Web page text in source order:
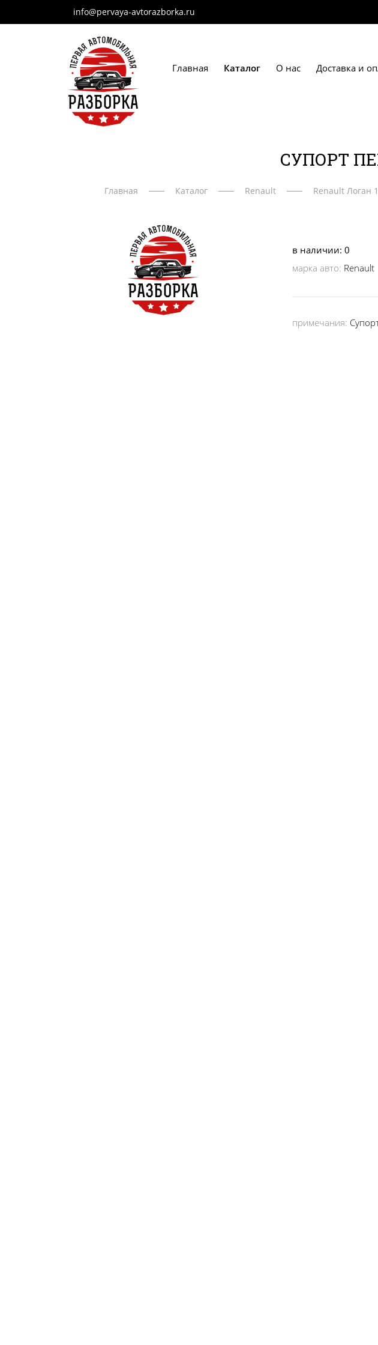
info@pervaya-avtorazborka.ru
Главная Каталог О нас Доставка и
СУПОРТ
Главная Каталог Renault Renault Логан
в наличии: 0
марка авто: Renault
примечания: